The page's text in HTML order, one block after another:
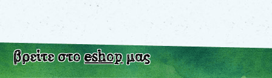
βρείτε στοeshopμας